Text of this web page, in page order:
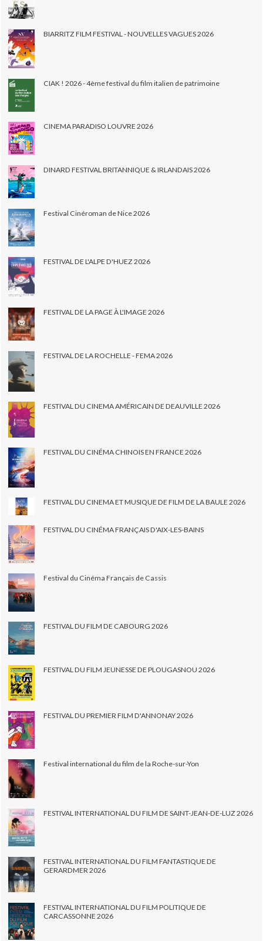
BIARRITZ FILM FESTIVAL - NOUVELLES VAGUES 2026
CIAK ! 2026 - 4ème festival du film italien de patrimoine
CINEMA PARADISO LOUVRE 2026
DINARD FESTIVAL BRITANNIQUE & IRLANDAIS 2026
Festival Cinéroman de Nice 2026
FESTIVAL DE L'ALPE D'HUEZ 2026
FESTIVAL DE LA PAGE À L'IMAGE 2026
FESTIVAL DE LA ROCHELLE - FEMA 2026
FESTIVAL DU CINEMA AMÉRICAIN DE DEAUVILLE 2026
FESTIVAL DU CINÉMA CHINOIS EN FRANCE 2026
FESTIVAL DU CINEMA ET MUSIQUE DE FILM DE LA BAULE 2026
FESTIVAL DU CINÉMA FRANÇAIS D'AIX-LES-BAINS
Festival du Cinéma Français de Cassis
FESTIVAL DU FILM DE CABOURG 2026
FESTIVAL DU FILM JEUNESSE DE PLOUGASNOU 2026
FESTIVAL DU PREMIER FILM D'ANNONAY 2026
Festival international du film de la Roche-sur-Yon
FESTIVAL INTERNATIONAL DU FILM DE SAINT-JEAN-DE-LUZ 2026
FESTIVAL INTERNATIONAL DU FILM FANTASTIQUE DE
GERARDMER 2026
FESTIVAL INTERNATIONAL DU FILM POLITIQUE DE
CARCASSONNE 2026